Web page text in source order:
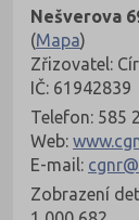
Nešverova
(Mapa)
Zřizovatel:
IČ: 61942839
Telefon: 585
Web:
E-mail:
Zobrazení